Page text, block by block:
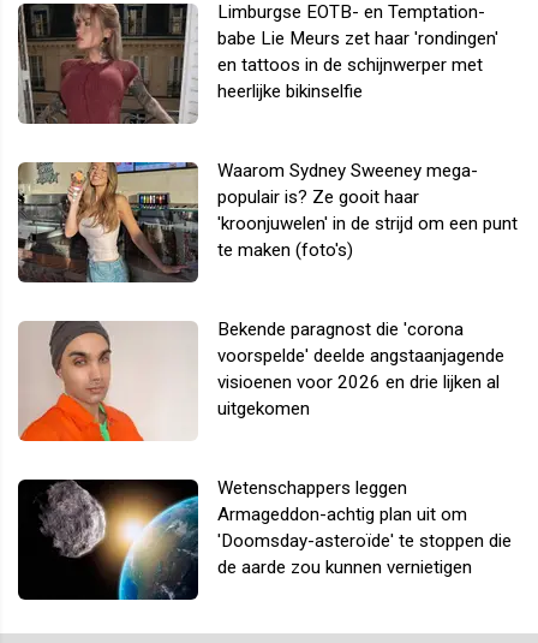
Limburgse EOTB- en Temptation-
babe Lie Meurs zet haar 'rondingen'
en tattoos in de schijnwerper met
heerlijke bikinselfie
Waarom Sydney Sweeney mega-
populair is? Ze gooit haar
'kroonjuwelen' in de strijd om een punt
te maken (foto's)
Bekende paragnost die 'corona
voorspelde' deelde angstaanjagende
visioenen voor 2026 en drie lijken al
uitgekomen
Wetenschappers leggen
Armageddon-achtig plan uit om
'Doomsday-asteroïde' te stoppen die
de aarde zou kunnen vernietigen